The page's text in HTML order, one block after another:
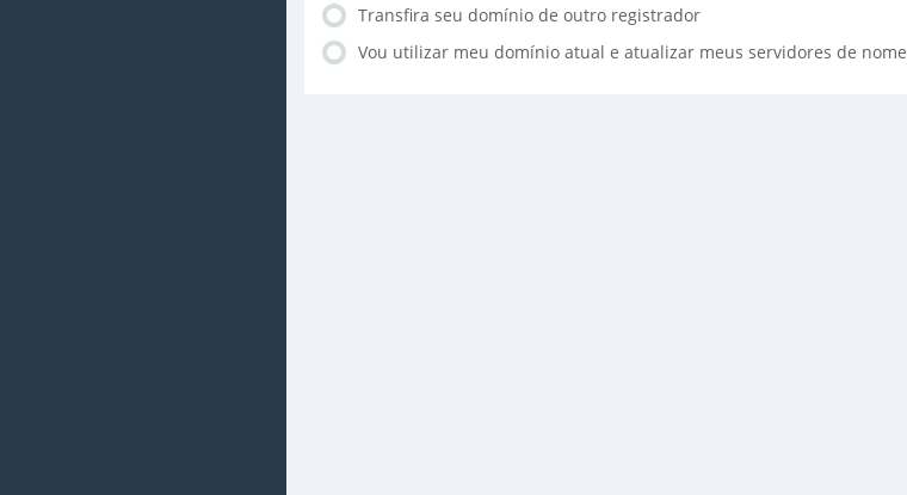
Transfira seu domínio de outro registrador
Vou utilizar meu domínio atual e atualizar meus servidores de nome